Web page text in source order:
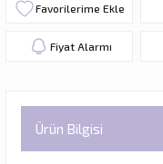
Fiyat Alarmı
Ürün Bilgisi